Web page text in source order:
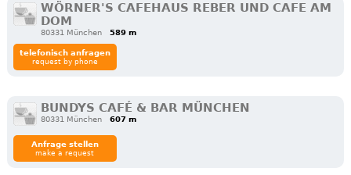
WÖRNER'S CAFEHAUS REBER UND CAFE AM
DOM
80331 München 589 m
telefonisch anfragen
request by phone
BUNDYS CAFÉ & BAR MÜNCHEN
80331 München 607 m
Anfrage stellen
make a request